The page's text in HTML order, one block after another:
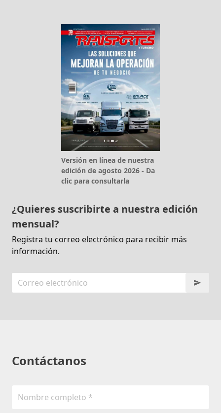
Versión en línea de nuestra
edición de agosto 2026 - Da
clic para consultarla
¿Quieres suscribirte a nuestra edición
mensual?
Registra tu correo electrónico para recibir más
información.
Contáctanos